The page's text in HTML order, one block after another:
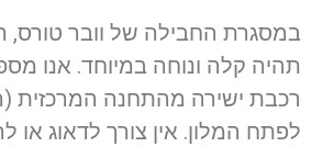
במסגרת החבילה של וובר טורס,
תהיה קלה ונוחה במיוחד. אנו
רכבת ישירה מהתחנה המרכזית
לפתח המלון. אין צורך לדאוג